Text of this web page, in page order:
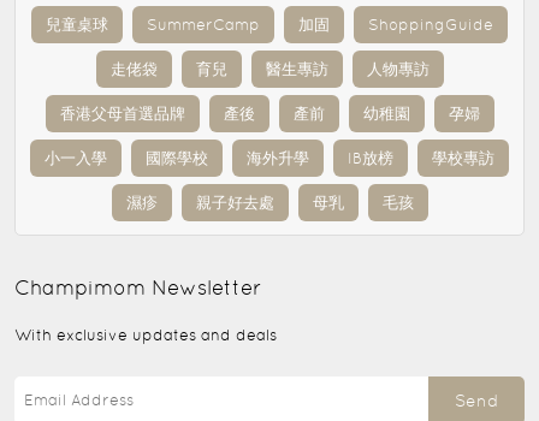
兒童桌球 SummerCamp 加固 ShoppingGuide
走佬袋 育兒 醫生專訪 人物專訪
香港父母首選品牌 產後 產前 幼稚園 孕婦
小一入學 國際學校 海外升學 IB放榜 學校專訪
濕疹 親子好去處 母乳 毛孩
Champimom Newsletter
With exclusive updates and deals
Send